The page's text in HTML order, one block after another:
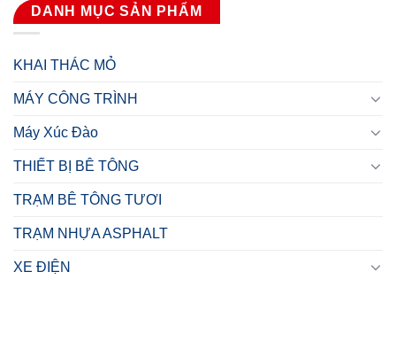
DANH MỤC SẢN PHẨM
KHAI THÁC MỎ
MÁY CÔNG TRÌNH
Máy Xúc Đào
THIẾT BỊ BÊ TÔNG
TRẠM BÊ TÔNG TƯƠI
TRẠM NHỰA ASPHALT
XE ĐIỆN